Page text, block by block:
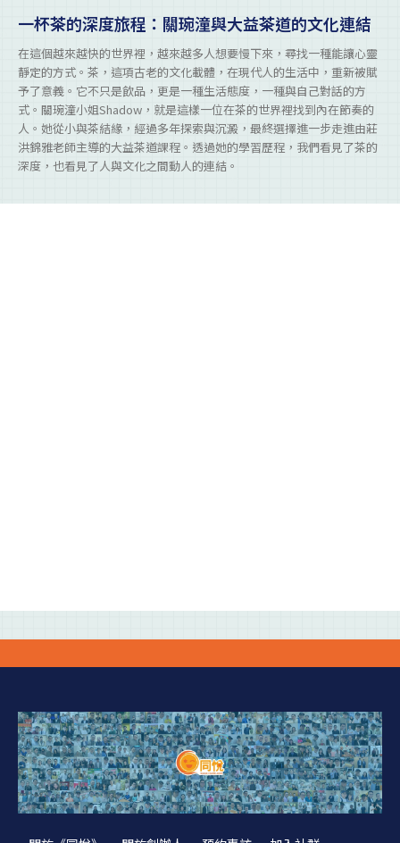
一杯茶的深度旅程：關琬潼與大益茶道的文化連結
在這個越來越快的世界裡，越來越多人想要慢下來，尋找一種能讓心靈
靜定的方式。茶，這項古老的文化載體，在現代人的生活中，重新被賦
予了意義。它不只是飲品，更是一種生活態度，一種與自己對話的方
式。關琬潼小姐Shadow，就是這樣一位在茶的世界裡找到內在節奏的
人。她從小與茶結緣，經過多年探索與沉澱，最終選擇進一步走進由莊
洪錦雅老師主導的大益茶道課程。透過她的學習歷程，我們看見了茶的
深度，也看見了人與文化之間動人的連結。